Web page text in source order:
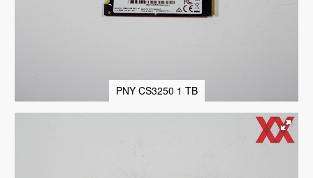
PNY CS3250 1 TB